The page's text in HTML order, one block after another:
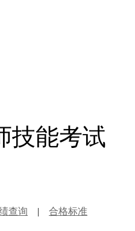
技能考试
查询 | 合格标准